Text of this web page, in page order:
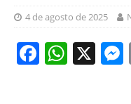
4 de agosto de 2025
F W X